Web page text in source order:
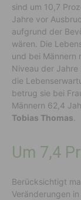
sind um 10,7
Jahre vor
aufgrund der
wären. Die
und bei Männern
Niveau der
die
betrug sie bei
Männern 62,4
Tobias Thomas
Um 7,4
Berücksichtigt
Veränderungen